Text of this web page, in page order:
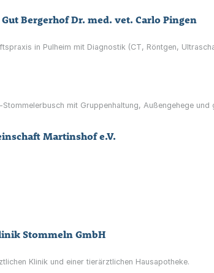
Bergerhof Dr. med. vet. Carlo Pingen
in Pulheim mit Diagnostik (CT, Röntgen,
Stommelerbusch mit Gruppenhaltung, Außengehege
Martinshof e.V.
Stommeln GmbH
Klinik und einer tierärztlichen Hausapotheke.